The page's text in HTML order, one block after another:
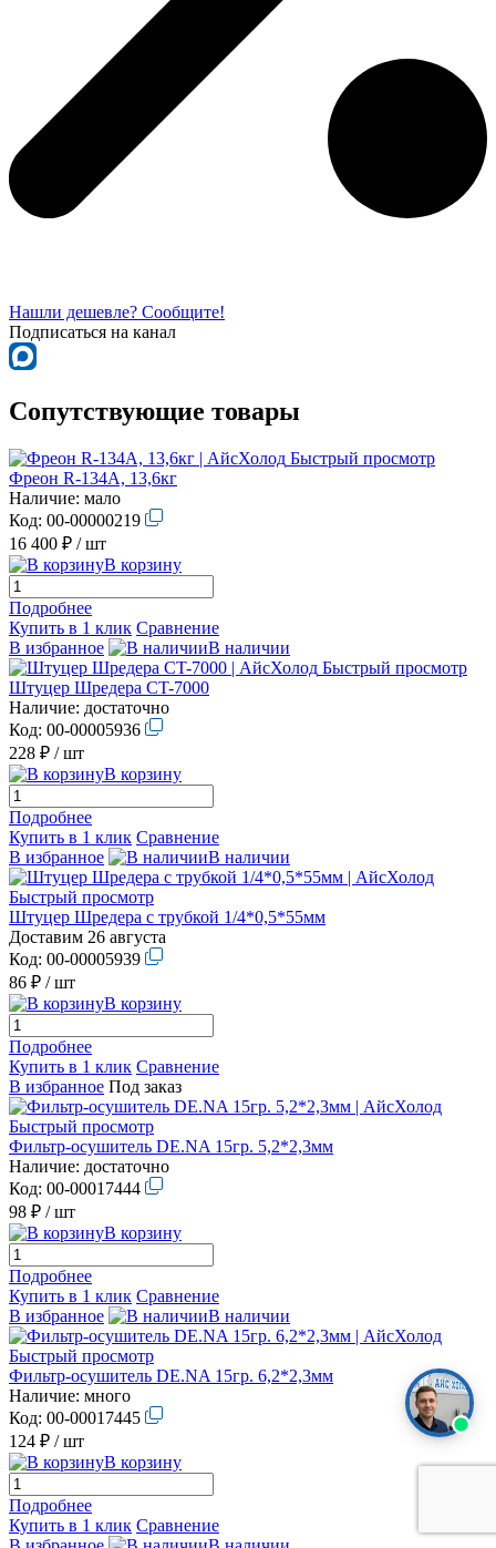
Нашли дешевле? Сообщите!
Подписаться на канал
Сопутствующие товары
Быстрый просмотр
Фреон R-134A, 13,6кг
Наличие: мало
Код: 00-00000219
16 400 ₽ / шт
В корзину
Подробнее
Купить в 1 клик Сравнение
В избранное
В наличии
Быстрый просмотр
Штуцер Шредера CT-7000
Наличие: достаточно
Код: 00-00005936
228 ₽ / шт
В корзину
Подробнее
Купить в 1 клик Сравнение
В избранное
В наличии
Быстрый просмотр
Штуцер Шредера с трубкой 1/4*0,5*55мм
Доставим 26 августа
Код: 00-00005939
86 ₽ / шт
В корзину
Подробнее
Купить в 1 клик Сравнение
В избранное Под заказ
Быстрый просмотр
Фильтр-осушитель DE.NA 15гр. 5,2*2,3мм
Наличие: достаточно
Код: 00-00017444
98 ₽ / шт
В корзину
Подробнее
Купить в 1 клик Сравнение
В избранное
В наличии
Быстрый просмотр
Фильтр-осушитель DE.NA 15гр. 6,2*2,3мм
Наличие: много
Код: 00-00017445
124 ₽ / шт
В корзину
Подробнее
Купить в 1 клик Сравнение